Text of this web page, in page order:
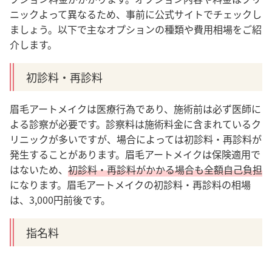
ニックよって異なるため、事前に公式サイトでチェックし
ましょう。以下で主なオプションの種類や費用相場をご紹
介します。
初診料・再診料
眉毛アートメイクは医療行為であり、施術前は必ず医師に
よる診察が必要です。診察料は施術料金に含まれているク
リニックが多いですが、場合によっては初診料・再診料が
発生することがあります。 眉毛アートメイクは保険適用で
はないため、 初診料・再診料がかかる場合も全額自己負担
になります。 眉毛アートメイクの初診料・再診料の相場
は、3,000円前後です。
指名料